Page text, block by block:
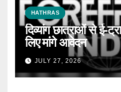
HATHRAS
दिव्यांग छात्राओं से ई-
लिए मांगे आवेदन
JULY 27, 2026